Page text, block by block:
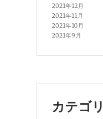
2021年12月
2021年11月
2021年10月
2021年9月
カテゴ